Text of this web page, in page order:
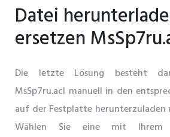
Datei
ersetzen
Die letzte Lösung besteht
MsSp7ru.acl manuell in den
auf der Festplatte herunterzuladen
Wählen Sie eine mit Ihrem